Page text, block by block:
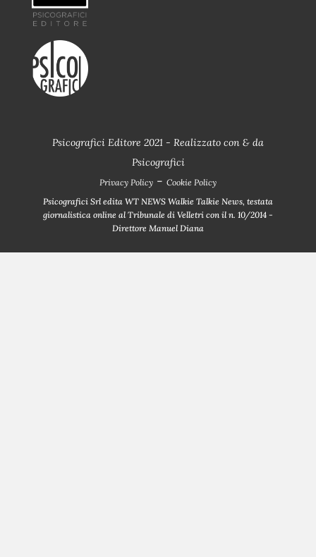
Psicografici Editore 2021 - Realizzato con & da
Psicografici
Privacy Policy - Cookie Policy
Psicografici Srl edita WT NEWS Walkie Talkie News, testata
giornalistica online al Tribunale di Velletri con il n. 10/2014 -
Direttore Manuel Diana